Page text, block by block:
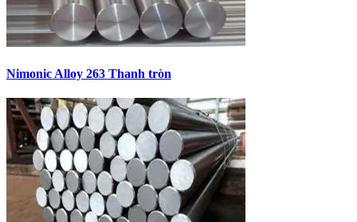
Nimonic Alloy 263 Thanh tròn